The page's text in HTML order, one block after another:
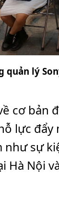
quản lý
cơ bản
lực
sự
Hà Nội